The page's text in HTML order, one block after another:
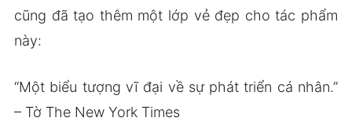
cũng đã tạo thêm một lớp vẻ đẹp cho tác phẩm
này:
“Một biểu tượng vĩ đại về sự phát triển cá nhân.”
– Tờ The New York Times